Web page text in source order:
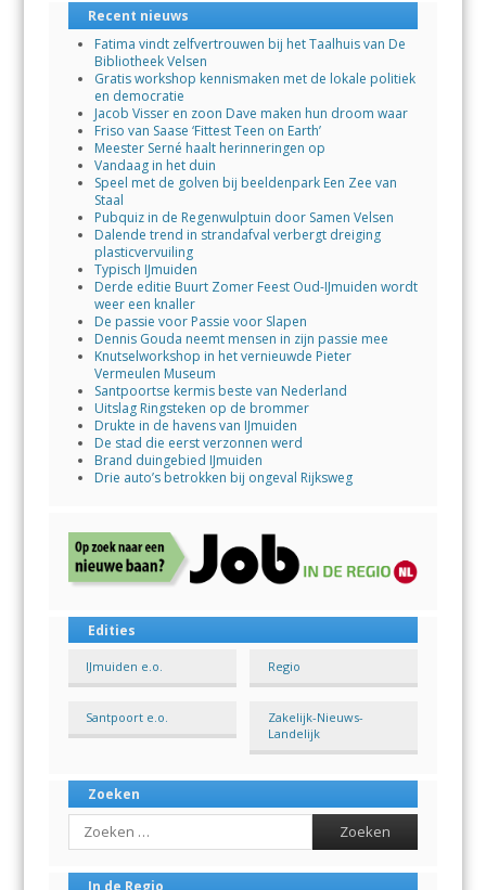
Recent nieuws
Fatima vindt zelfvertrouwen bij het Taalhuis van De
Bibliotheek Velsen
Gratis workshop kennismaken met de lokale politiek
en democratie
Jacob Visser en zoon Dave maken hun droom waar
Friso van Saase ‘Fittest Teen on Earth’
Meester Serné haalt herinneringen op
Vandaag in het duin
Speel met de golven bij beeldenpark Een Zee van
Staal
Pubquiz in de Regenwulptuin door Samen Velsen
Dalende trend in strandafval verbergt dreiging
plasticvervuiling
Typisch IJmuiden
Derde editie Buurt Zomer Feest Oud-IJmuiden wordt
weer een knaller
De passie voor Passie voor Slapen
Dennis Gouda neemt mensen in zijn passie mee
Knutselworkshop in het vernieuwde Pieter
Vermeulen Museum
Santpoortse kermis beste van Nederland
Uitslag Ringsteken op de brommer
Drukte in de havens van IJmuiden
De stad die eerst verzonnen werd
Brand duingebied IJmuiden
Drie auto’s betrokken bij ongeval Rijksweg
Edities
IJmuiden e.o. Regio
Santpoort e.o.
Zakelijk-Nieuws-
Landelijk
Zoeken
Search
In de Regio